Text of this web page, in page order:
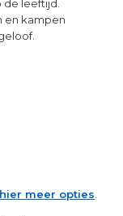
de leeftijd.
en kampen
meer opties